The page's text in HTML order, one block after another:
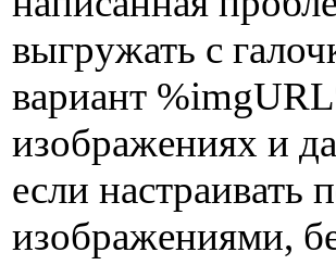
выгружать с
вариант
изображениях и
если настраивать
изображениями,